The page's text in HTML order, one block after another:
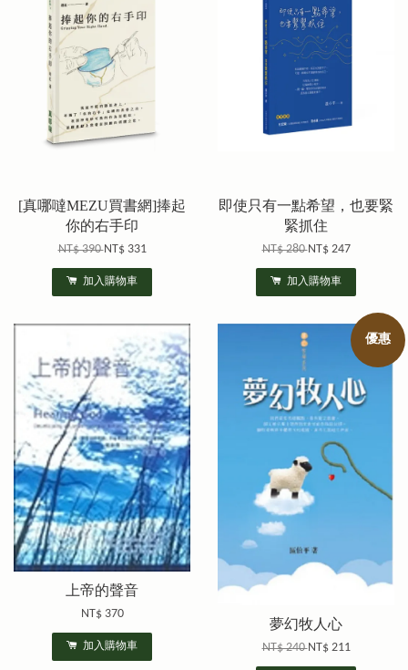
[真哪噠MEZU買書網]捧起
你的右手印
NT$ 390NT$ 331
加入購物車
即使只有一點希望，也要緊
緊抓住
NT$ 280NT$ 247
加入購物車
上帝的聲音
NT$ 370
加入購物車
優惠
夢幻牧人心
NT$ 240NT$ 211